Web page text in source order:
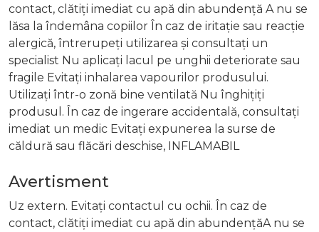
contact, clătiți imediat cu apă din abundență A nu se
lăsa la îndemâna copiilor În caz de iritație sau reacție
alergică, întrerupeți utilizarea și consultați un
specialist Nu aplicați lacul pe unghii deteriorate sau
fragile Evitați inhalarea vapourilor produsului.
Utilizați într-o zonă bine ventilată Nu înghițiți
produsul. În caz de ingerare accidentală, consultați
imediat un medic Evitați expunerea la surse de
căldură sau flăcări deschise, INFLAMABIL
Avertisment
Uz extern. Evitați contactul cu ochii. În caz de
contact, clătiți imediat cu apă din abundențăA nu se